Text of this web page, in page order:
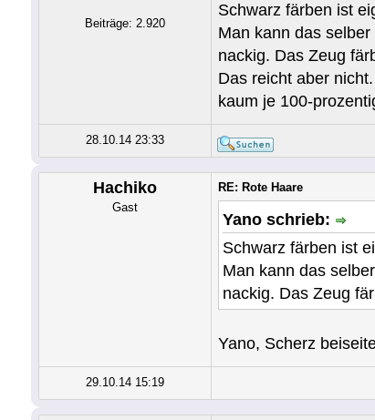
Beiträge: 2.920
Schwarz färben ist
Man kann das
nackig. Das Zeug
Das reicht aber
kaum je 100-
28.10.14 23:33
Hachiko
Gast
RE: Rote Haare
Yano schrieb:
Schwarz färben ist
Man kann das
nackig. Das Zeug
Yano, Scherz
29.10.14 15:19